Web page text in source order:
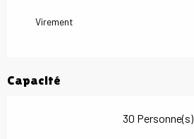
Virement
Capacité
30 Personne(s)